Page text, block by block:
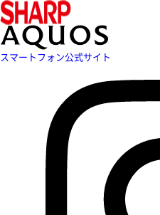
スマートフォン公式サイト